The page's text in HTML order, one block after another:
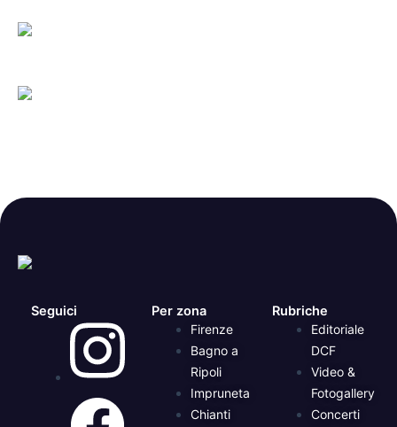
Seguici Per zona
Firenze
Bagno a
Ripoli
Impruneta
Chianti
Rubriche
Editoriale
DCF
Video &
Fotogallery
Concerti